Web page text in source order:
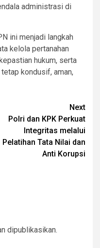
administrasi di
ini menjadi langkah
kelola pertanahan
hukum, serta
kondusif, aman,
Next
Polri dan KPK Perkuat
Integritas melalui
Pelatihan Tata Nilai dan
Anti Korupsi
dipublikasikan.